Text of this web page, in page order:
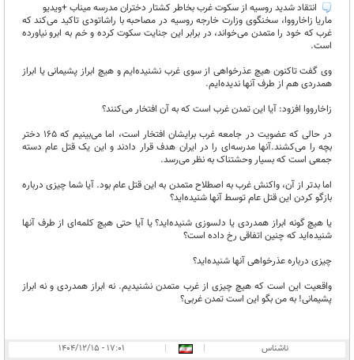
انتقاد شدید روسیه از سکوت غرب بخاطر کشتار دختران مدرسه میناب +ویدیو
ماریا زاخارووا، سخنگوی وزارت خارجه روسیه در مصاحبه با راشاتودی تاکید می‌کند که
غرب که خود را متمدن می‌خواند، در برابر این جنایت سکوت کرده و خم به ابرو نیاورده
است.
وی گفت تاکنون هیچ عذرخواهی از سوی غرب نشنیده‌ایم و هیچ ابراز پشیمانی یا ابراز
همدردی هم از طرف آنها ندیده‌ایم.
زاخارووا افزود: آیا این تمدن غرب است که به آن افتخار می‌کنند؟
در حالی که عضویت در جامعه غرب برایشان افتخار است، اما می‌بینیم که ۱۶۵ دختر
بچه را می‌کشند.آنها مدرسه‌ای را در ایران هدف قرار دادند و این یک قتل عام دسته
جمعی است که بسیار وحشتناک به نظر می‌رسد.
اما بدتر از آن، واکنش غرب به اصطلاح متمدن به این قتل عام بود. آیا شما چیزی درباره
بازگو کردن این قتل عام توسط آنها شنیده‌اید؟
یا هیچ گونه ابراز همدردی یا دلسوزی شنیده‌اید؟ یا آیا حتی هیچ کلمه‌ای از طرف آنها
شنیده‌اید که چنین اتفاقی رخ داده است؟
چیزی درباره عذرخواهی آنها شنیده‌اید؟
واقعیت این است که هیچ چیزی از غرب متمدن نشنیدیم. نه ابراز همدردی و نه ابراز
پشیمانی! به من بگو این است تمدن غربی؟
ناشناس |
| ۱۷:۰۱ - ۱۴۰۴/۱۲/۱۵